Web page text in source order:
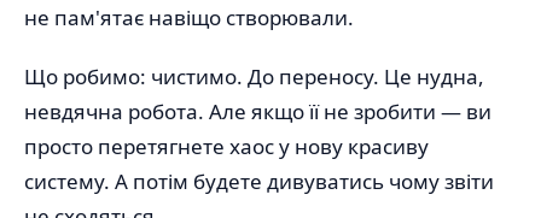
не пам'ятає навіщо створювали.
Що робимо: чистимо. До переносу. Це нудна,
невдячна робота. Але якщо її не зробити — ви
просто перетягнете хаос у нову красиву
систему. А потім будете дивуватись чому звіти